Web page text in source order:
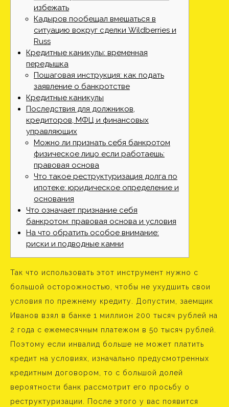
избежать
Кадыров пообещал вмешаться в
ситуацию вокруг сделки Wildberries и
Russ
Кредитные каникулы: временная
передышка
Пошаговая инструкция: как подать
заявление о банкротстве
Кредитные каникулы
Последствия для должников,
кредиторов, МФЦ и финансовых
управляющих
Можно ли признать себя банкротом
физическое лицо если работаешь:
правовая основа
Что такое реструктуризация долга по
ипотеке: юридическое определение и
основания
Что означает признание себя
банкротом: правовая основа и условия
На что обратить особое внимание:
риски и подводные камни
Так что использовать этот инструмент нужно с
большой осторожностью, чтобы не ухудшить свои
условия по прежнему кредиту. Допустим, заемщик
Иванов взял в банке 1 миллион 200 тысяч рублей на
2 года с ежемесячным платежом в 50 тысяч рублей.
Поэтому если инвалид больше не может платить
кредит на условиях, изначально предусмотренных
кредитным договором, то с большой долей
вероятности банк рассмотрит его просьбу о
реструктуризации. После этого у вас появится